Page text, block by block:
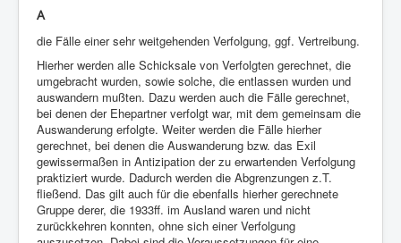
A
die Fälle einer sehr weitgehenden Verfolgung, ggf. Vertreibung.
Hierher werden alle Schicksale von Verfolgten gerechnet, die
umgebracht wurden, sowie solche, die entlassen wurden und
auswandern mußten. Dazu werden auch die Fälle gerechnet,
bei denen der Ehepartner verfolgt war, mit dem gemeinsam die
Auswanderung erfolgte. Weiter werden die Fälle hierher
gerechnet, bei denen die Auswanderung bzw. das Exil
gewissermaßen in Antizipation der zu erwartenden Verfolgung
praktiziert wurde. Dadurch werden die Abgrenzungen z.T.
fließend. Das gilt auch für die ebenfalls hierher gerechnete
Gruppe derer, die 1933ff. im Ausland waren und nicht
zurückkehren konnten, ohne sich einer Verfolgung